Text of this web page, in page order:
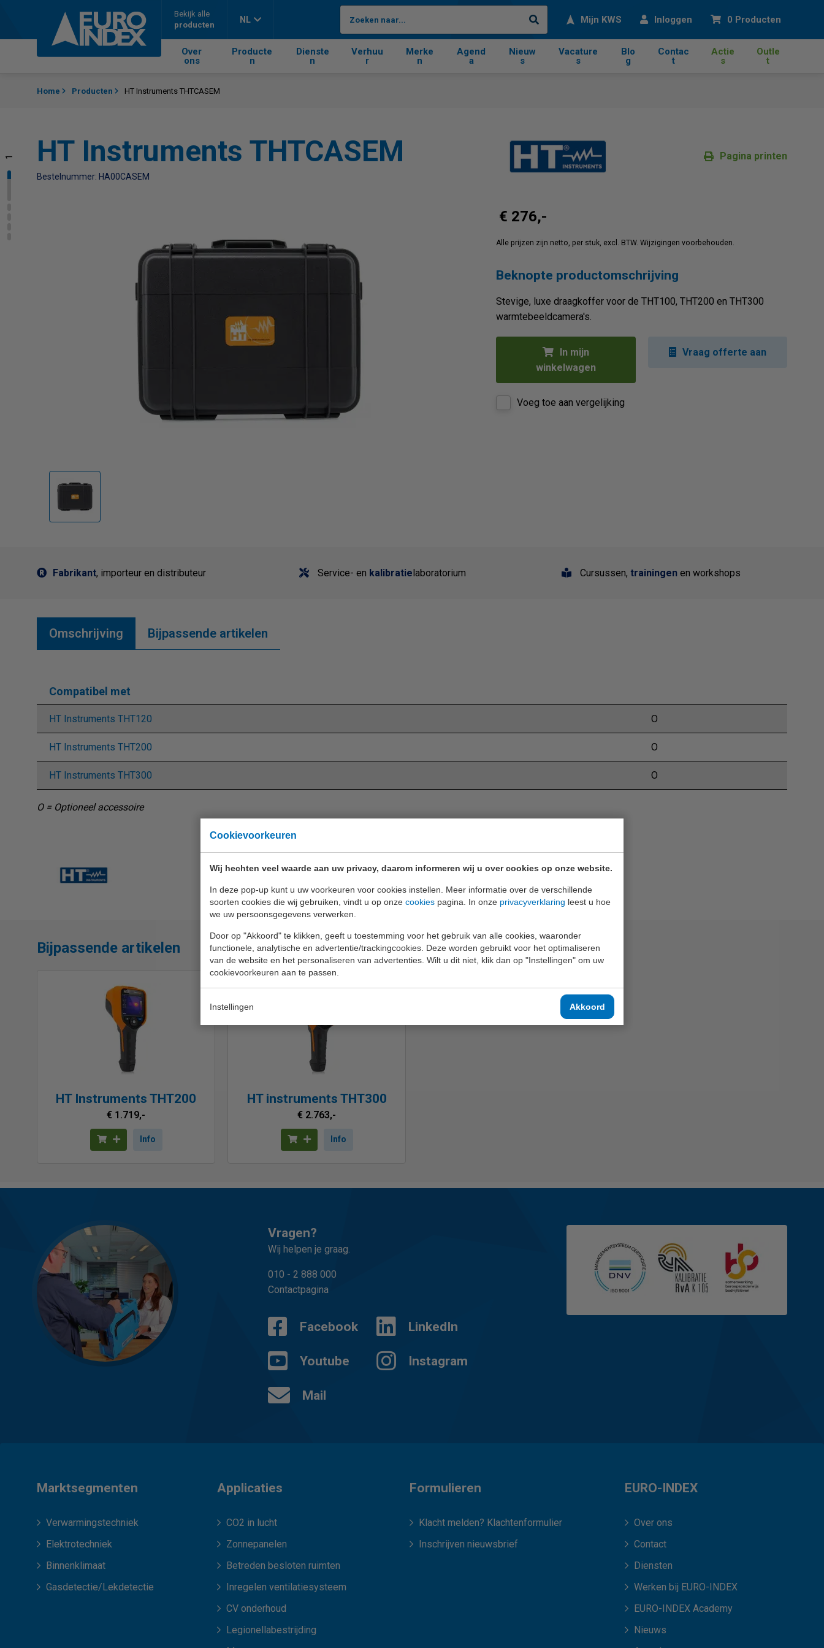
Cookievoorkeuren
Wij hechten veel waarde aan uw privacy, daarom informeren wij u over cookies op onze website.
In deze pop-up kunt u uw voorkeuren voor cookies instellen. Meer informatie over de verschillende
soorten cookies die wij gebruiken, vindt u op onze cookies pagina. In onze privacyverklaring leest u hoe
we uw persoonsgegevens verwerken.
Door op "Akkoord" te klikken, geeft u toestemming voor het gebruik van alle cookies, waaronder
functionele, analytische en advertentie/trackingcookies. Deze worden gebruikt voor het optimaliseren
van de website en het personaliseren van advertenties. Wilt u dit niet, klik dan op "Instellingen" om uw
cookievoorkeuren aan te passen.
Instellingen Akkoord
Bekijk alle
producten
NL Zoeken Mijn KWS Inloggen 0 Producten
Over
ons
Producte
n
Dienste
n
Verhuu
r
Merke
n
Agend
a
Nieuw
s
Vacature
s
Blo
g
Contac
t
Actie
s
Outle
t
1
Home Producten HT Instruments THTCASEM
HT Instruments THTCASEM
Bestelnummer: HA00CASEM
Pagina printen
€ 276,-
Alle prijzen zijn netto, per stuk, excl. BTW. Wijzigingen voorbehouden.
Beknopte productomschrijving
Stevige, luxe draagkoffer voor de THT100, THT200 en THT300
warmtebeeldcamera's.
In mijn
winkelwagen
Vraag offerte aan
Voeg toe aan vergelijking
Fabrikant, importeur en distributeur Service- en kalibratielaboratorium Cursussen, trainingen en workshops
Omschrijving Bijpassende artikelen
Compatibel met
HT Instruments THT120 O
HT Instruments THT200 O
HT Instruments THT300 O
O = Optioneel accessoire
Bijpassende artikelen
HT Instruments THT200
€ 1.719,-
Info
HT instruments THT300
€ 2.763,-
Info
Vragen?
Wij helpen je graag.
010 - 2 888 000
Contactpagina
Facebook LinkedIn
Youtube Instagram
Mail
Marktsegmenten
Verwarmingstechniek
Elektrotechniek
Binnenklimaat
Gasdetectie/Lekdetectie
Applicaties
CO2 in lucht
Zonnepanelen
Betreden besloten ruimten
Inregelen ventilatiesysteem
CV onderhoud
Legionellabestrijding
Formulieren
Klacht melden? Klachtenformulier
Inschrijven nieuwsbrief
EURO-INDEX
Over ons
Contact
Diensten
Werken bij EURO-INDEX
EURO-INDEX Academy
Nieuws